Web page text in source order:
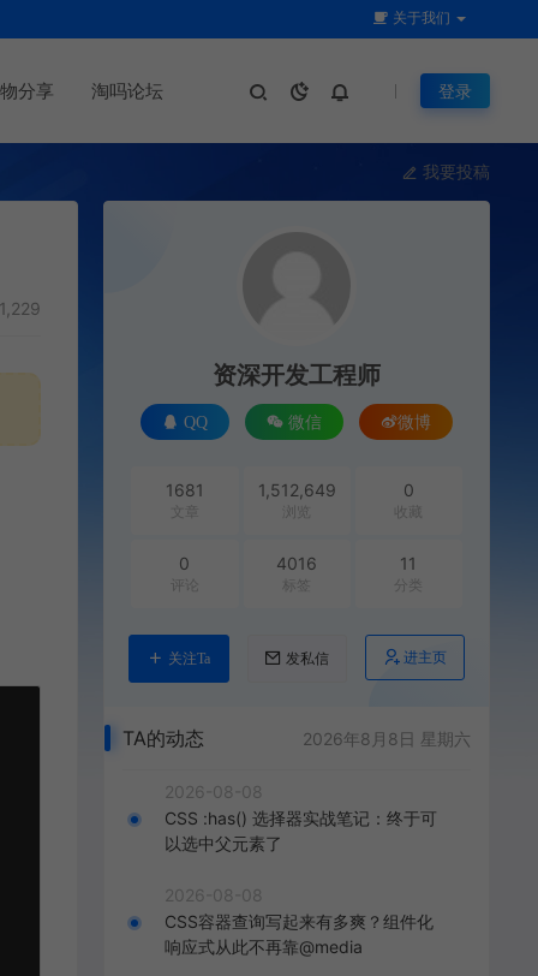
关于我们
分享 淘吗论坛 登录
我要投稿
1,229
资深开发工程师
QQ 微信 微博
1681
文章
1,512,649
浏览
0
收藏
0
评论
4016
标签
11
分类
关注Ta 发私信 进主页
TA的动态 2026年8月8日 星期六
2026-08-08
CSS :has() 选择器实战笔记：终于可
以选中父元素了
2026-08-08
CSS容器查询写起来有多爽？组件化
响应式从此不再靠@media